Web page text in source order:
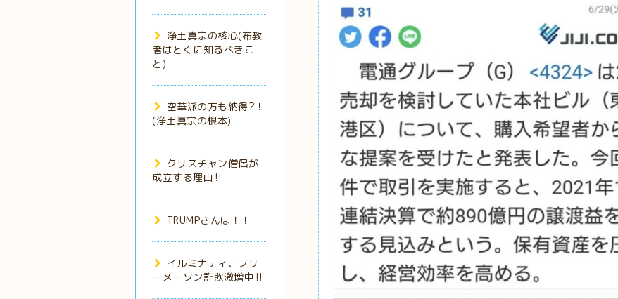
浄土真宗の核心(布教
者はとくに知るべきこ
と)
空華派の方も納得?！
(浄土真宗の根本)
クリスチャン僧侶が
成立する理由‼️
TRUMPさんは！！
イルミナティ、フリ
ーメーソン詐欺激増中‼️